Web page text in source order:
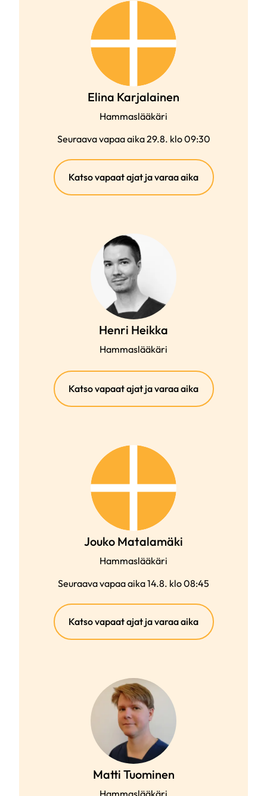
Elina Karjalainen
Hammaslääkäri
Seuraava vapaa aika 29.8. klo 09:30
Katso vapaat ajat ja varaa aika(ulkoinen
linkki)
Henri Heikka
Hammaslääkäri
Katso vapaat ajat ja varaa aika(ulkoinen
linkki)
Jouko Matalamäki
Hammaslääkäri
Seuraava vapaa aika 14.8. klo 08:45
Katso vapaat ajat ja varaa aika(ulkoinen
linkki)
Matti Tuominen
Hammaslääkäri